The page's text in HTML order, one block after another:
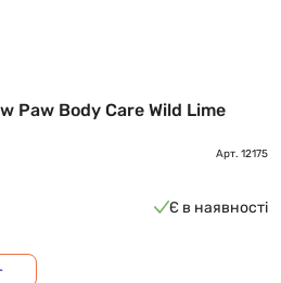
Paw Body Care Wild Lime
Арт. 12175
Є в наявності